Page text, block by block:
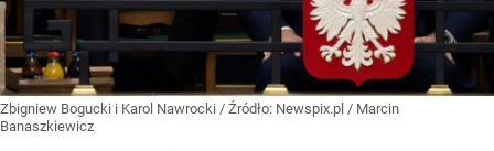
Zbigniew Bogucki i Karol Nawrocki / Źródło: Newspix.pl / Marcin
Banaszkiewicz